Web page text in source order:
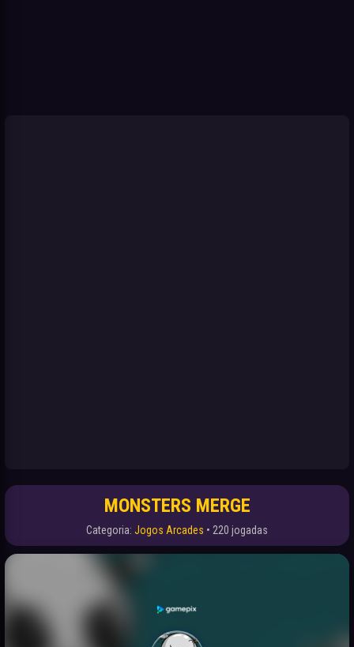
MONSTERS MERGE
Categoria: Jogos Arcades • 220 jogadas